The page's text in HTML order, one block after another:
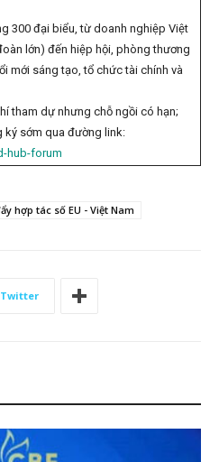
300 đại biểu, từ doanh nghiệp Việt
lớn) đến hiệp hội, phòng thương
mới sáng tạo, tổ chức tài chính và
tham dự nhưng chỗ ngồi có hạn;
ký sớm qua đường link:
hub-forum
hợp tác số EU - Việt Nam
Twitter